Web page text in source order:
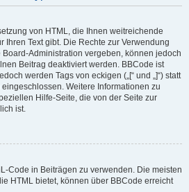
von HTML, die Ihnen weitreichende
Ihren Text gibt. Die Rechte zur Verwendung
Administration vergeben, können jedoch
Beitrag deaktiviert werden. BBCode ist
werden Tags von eckigen („[“ und „]“) statt
eingeschlossen. Weitere Informationen zu
Hilfe-Seite, die von der Seite zur
ist.
Code in Beiträgen zu verwenden. Die meisten
HTML bietet, können über BBCode erreicht